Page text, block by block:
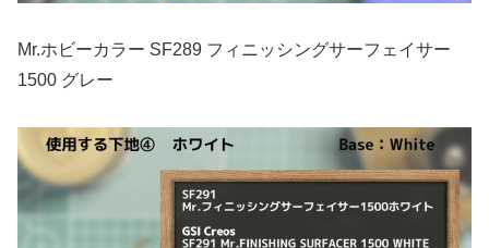
Mr.ホビーカラー SF289 フィニッシングサーフェイサー
1500 グレー